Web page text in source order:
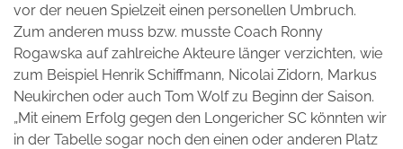
vor der neuen Spielzeit einen personellen Umbruch.
Zum anderen muss bzw. musste Coach Ronny
Rogawska auf zahlreiche Akteure länger verzichten, wie
zum Beispiel Henrik Schiffmann, Nicolai Zidorn, Markus
Neukirchen oder auch Tom Wolf zu Beginn der Saison.
„Mit einem Erfolg gegen den Longericher SC könnten wir
in der Tabelle sogar noch den einen oder anderen Platz